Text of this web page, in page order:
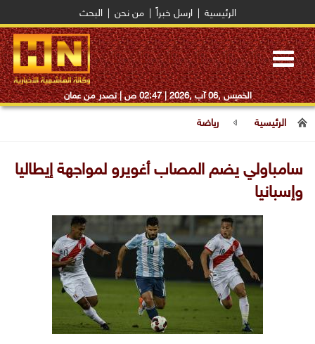
الرئيسية ارسل خبراً من نحن البحث
Toggle
navigation
الخميس ,06 آب ,2026 | 02:47 ص | تصدر من عمان
الرئيسية رياضة
سامباولي يضم المصاب أغويرو لمواجهة إيطاليا
وإسبانيا